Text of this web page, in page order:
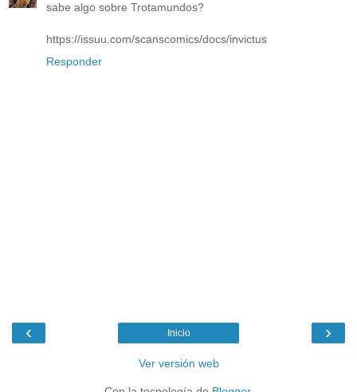
sabe algo sobre Trotamundos?
https://issuu.com/scanscomics/docs/invictus
Responder
‹ ›
Inicio
Ver versión web